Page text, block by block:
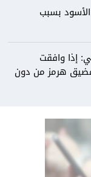
الأسود بسبب
إذا وافقت
هرمز من دون